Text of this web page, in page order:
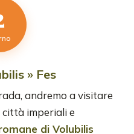
» Fes
andremo a visitare
città imperiali e
di Volubilis